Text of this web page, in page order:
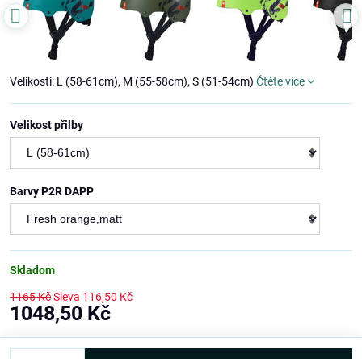
Velikosti: L (58-61cm), M (55-58cm), S (51-54cm) Čtěte více
Velikost přilby
Barvy P2R DAPP
Skladom
1165 KčSleva 116,50 Kč
1048,50 Kč